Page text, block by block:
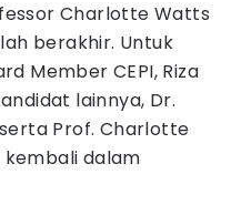
Charlotte Watts
berakhir. Untuk
Member CEPI, Riza
lainnya, Dr.
Prof. Charlotte
dalam